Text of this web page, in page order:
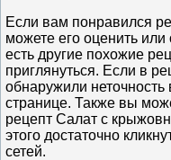
Если вам понравился
можете его оценить
есть другие похожие
приглянуться. Если в
обнаружили
странице. Также вы
рецепт Салат с
этого достаточно
сетей.